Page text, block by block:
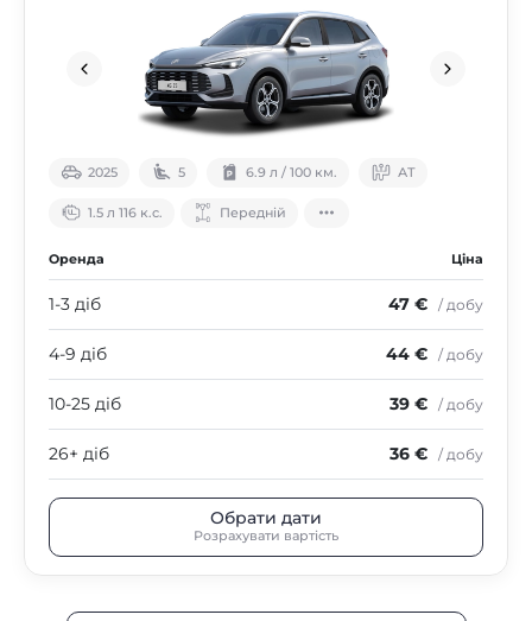
2025 5 6.9 л / 100 км. АТ
1.5 л 116 к.с. Передній
Оренда Ціна
1-3 діб 47 € / добу
4-9 діб 44 € / добу
10-25 діб 39 € / добу
26+ діб 36 € / добу
Обрати дати
Розрахувати вартість